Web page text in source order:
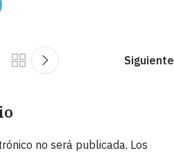
Siguiente
no será publicada. Los